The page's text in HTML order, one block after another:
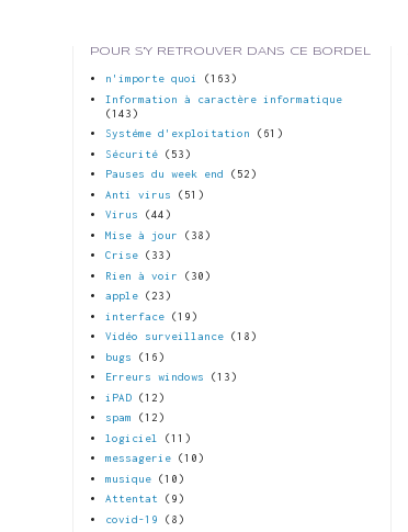
POUR S'Y RETROUVER DANS CE BORDEL
n'importe quoi
(163)
Information à caractère informatique
(143)
Systéme d'exploitation
(61)
Sécurité
(53)
Pauses du week end
(52)
Anti virus
(51)
Virus
(44)
Mise à jour
(38)
Crise
(33)
Rien à voir
(30)
apple
(23)
interface
(19)
Vidéo surveillance
(18)
bugs
(16)
Erreurs windows
(13)
iPAD
(12)
spam
(12)
logiciel
(11)
messagerie
(10)
musique
(10)
Attentat
(9)
covid-19
(8)